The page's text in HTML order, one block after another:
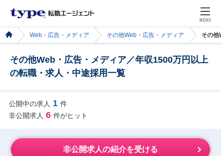
MENU
Web・広告・メディア その他Web・広告・メディア その他
その他Web・広告・メディア／年収1500万円以上
の転職・求人・中途採用一覧
公開中の求人 1 件
非公開求人 6 件がヒット
非公開求人の紹介を受ける